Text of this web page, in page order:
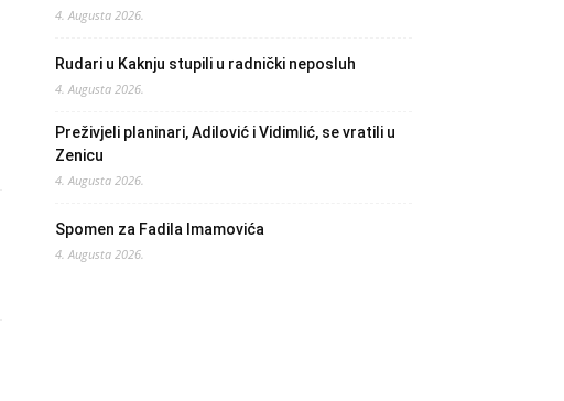
4. Augusta 2026.
Rudari u Kaknju stupili u radnički neposluh
4. Augusta 2026.
Preživjeli planinari, Adilović i Vidimlić, se vratili u
Zenicu
4. Augusta 2026.
Spomen za Fadila Imamovića
4. Augusta 2026.